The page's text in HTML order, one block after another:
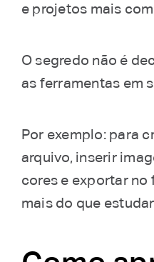
e projetos mais
O segredo não é
as ferramentas em
Por exemplo: para
arquivo, inserir
cores e exportar
mais do que